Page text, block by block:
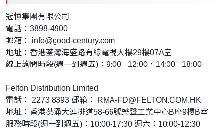
冠恒集團有限公司
電話：3898-4900
郵箱： info@good-century.com
地址：香港荃灣海盛路有線電視大樓29樓07A室
線上詢問時段(週一到週五)：9:00 - 12:00，14:00 - 18:00
Felton Distribution Limited
電話： 2273 8393 郵箱：
RMA-FD@FELTON.COM.HK
地址：香港葵涌大連排道58-66號樂聲工業中心B座9樓B室
服務時段(週一到週五)：10:00-17:30 週六：10:00-12:30